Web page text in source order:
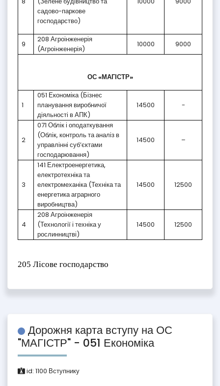
садово-паркове
господарство)
9
208 Агроінженерія
(Агроінженерія)
10000 9000
ОС «МАГІСТР»
1
051 Економіка (Бізнес
планування виробничої
діяльності в АПК)
14500 -
2
071 Облік і оподаткування
(Облік, контроль та аналіз в
управлінні суб’єктами
господарювання)
14500 –
3
141 Електроенергетика,
електротехніка та
електромеханіка (Техніка та
енергетика аграрного
виробництва)
14500 12500
4
208 Агроінженерія
(Технології і техніка у
рослинництві)
14500 12500
205 Лісове господарство
Дорожня карта вступу на ОС
"МАГІСТР" - 051 Економіка
id: 1100 Вступнику